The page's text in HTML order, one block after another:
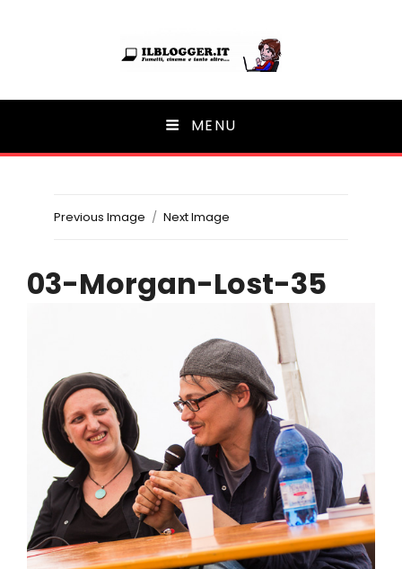
Ilblogger.it
Il portalino di blog | MENU
Previous Image Next Image
03-Morgan-Lost-35